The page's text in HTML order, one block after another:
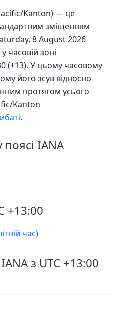
Kanton) — це
зміщенням
8 August 2026
часовій зоні
(+13). У цьому часовому
його зсув відносно
протягом усього
Kanton
.
IANA
+13:00
час)
з UTC +13:00